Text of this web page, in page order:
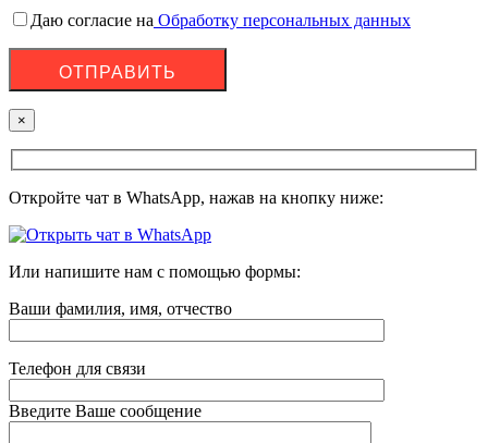
Даю согласие на Обработку персональных данных
×
Откройте чат в WhatsApp, нажав на кнопку ниже:
Или напишите нам с помощью формы:
Ваши фамилия, имя, отчество
Телефон для связи
Введите Ваше сообщение